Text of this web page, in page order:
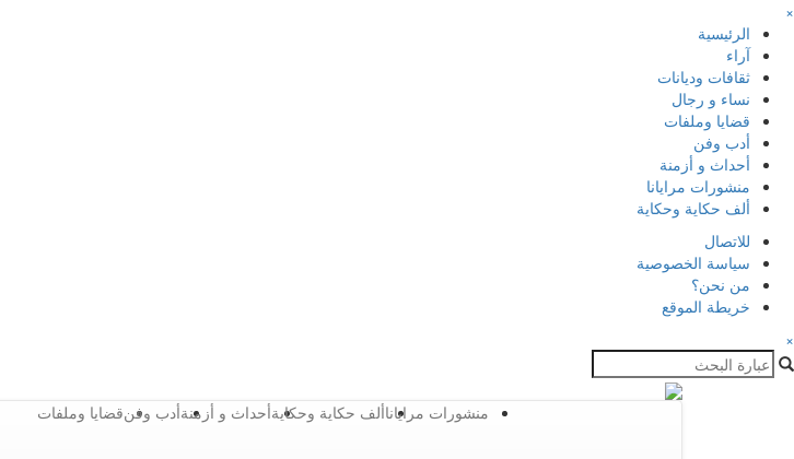
×
الرئيسية
آراء
ثقافات وديانات
نساء و رجال
قضايا وملفات
أدب وفن
أحداث و أزمنة
منشورات مرايانا
ألف حكاية وحكاية
للاتصال
سياسة الخصوصية
من نحن؟
خريطة الموقع
×
قضايا وملفاتأدب وفنأحداث و أزمنةألف حكاية وحكايةمنشورات مرايانا